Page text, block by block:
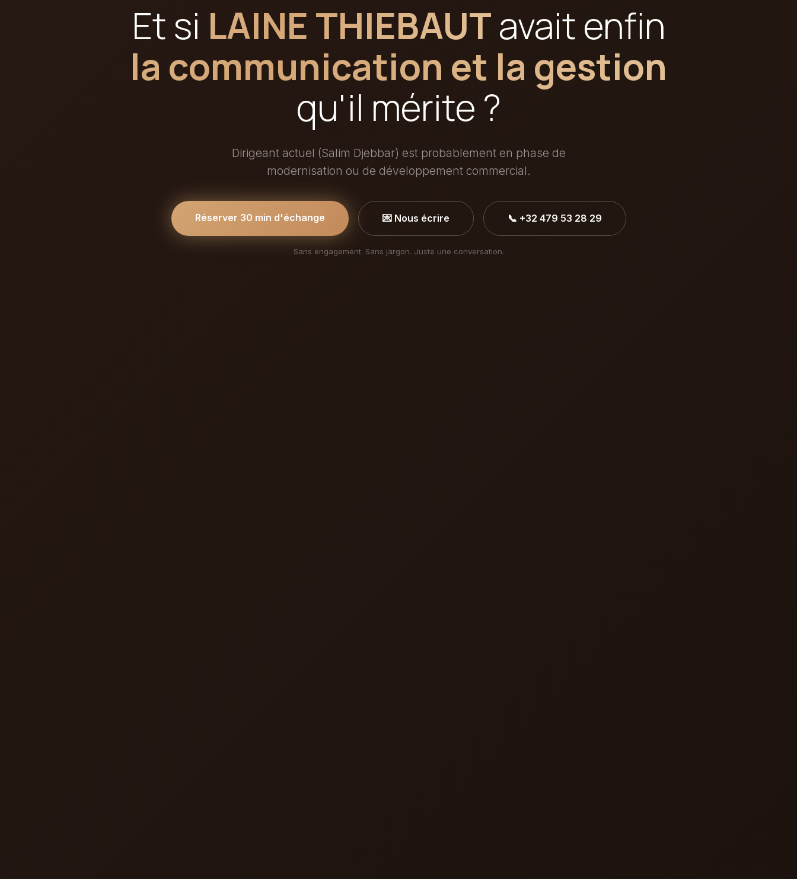
Et si LAINE THIEBAUTavait enfin
la communication et la gestion
qu'il mérite ?
Dirigeant actuel (Salim Djebbar) est probablement en phase de
modernisation ou de développement commercial.
Réserver 30 min d'échange 💌 Nous écrire 📞 +32 479 53 28 29
Sans engagement. Sans jargon. Juste une conversation.